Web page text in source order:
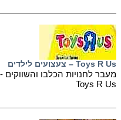
Toys R Us – צעצועים לילדים
מעבר לחנויות הכלבו
Toys R Us